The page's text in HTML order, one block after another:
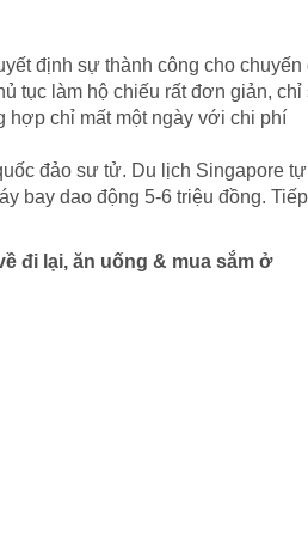
định sự thành công cho chuyến
tục làm hộ chiếu rất đơn giản, chỉ
hợp chỉ mất một ngày với chi phí
đảo sư tử. Du lịch Singapore
bay dao động 5-6 triệu đồng.
đi lại, ăn uống & mua sắm ở